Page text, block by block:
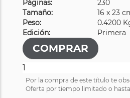
Páginas:
230
Tamaño:
16 x 23
Peso:
0.4200
Edición:
Primera
Por la compra de este título te
Oferta por tiempo limitado o